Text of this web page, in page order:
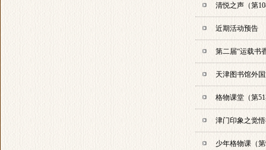
清悦之声（第
近期活动预告
第二届“运载书
天津图书馆外
格物课堂（第
津门印象之觉
少年格物课（